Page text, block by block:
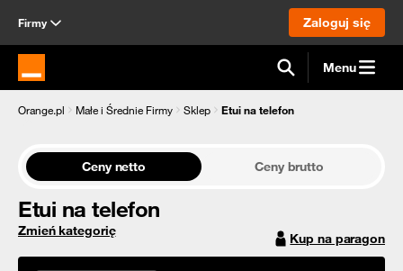
Firmy Zaloguj się
Strona główna Orange.pl Menu
Orange.pl Małe i Średnie Firmy Sklep Etui na telefon
Ceny netto Ceny brutto
Etui na telefon
Zmień kategorię Kup na paragon